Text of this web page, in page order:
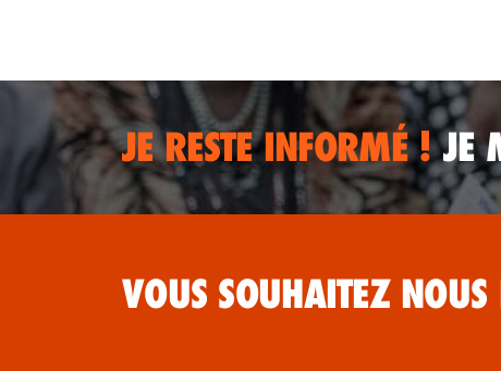
JE RESTE INFORMÉ !JE
VOUS SOUHAITEZ